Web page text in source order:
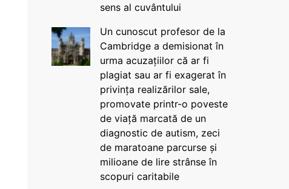
sens al cuvântului
Un cunoscut profesor de la
Cambridge a demisionat în
urma acuzațiilor că ar fi
plagiat sau ar fi exagerat în
privința realizărilor sale,
promovate printr-o poveste
de viață marcată de un
diagnostic de autism, zeci
de maratoane parcurse și
milioane de lire strânse în
scopuri caritabile